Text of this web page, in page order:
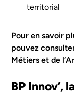
territorial
Pour en savoir
pouvez
Métiers et de
BP Innov’,